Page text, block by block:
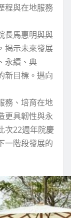
程與在地服務
長馬惠明與與
揭示未來發展
永續、典
新目標。邁向
務、培育在地
更具韌性與永
次22週年院慶
一階段發展的